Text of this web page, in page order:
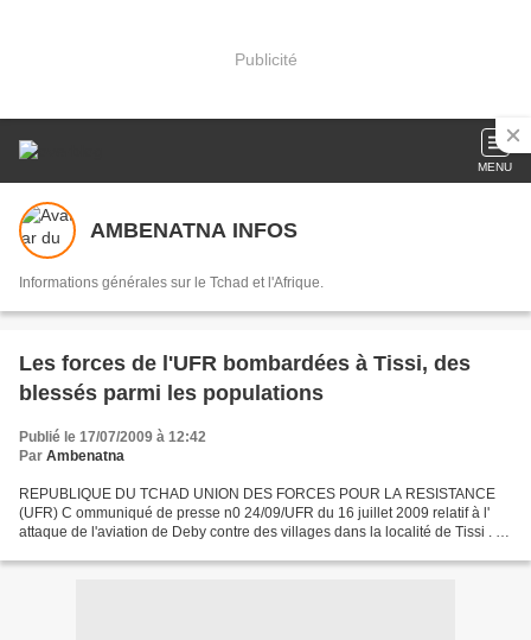
Publicité
MENU
AMBENATNA INFOS
Informations générales sur le Tchad et l'Afrique.
Les forces de l'UFR bombardées à Tissi, des
blessés parmi les populations
Publié le 17/07/2009 à 12:42
Par Ambenatna
REPUBLIQUE DU TCHAD UNION DES FORCES POUR LA RESISTANCE
(UFR) C ommuniqué de presse n0 24/09/UFR du 16 juillet 2009 relatif à l'
attaque de l'aviation de Deby contre des villages dans la localité de Tissi . L’